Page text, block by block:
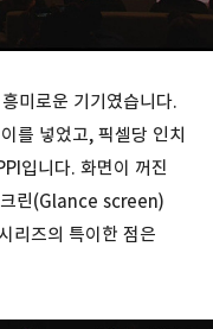
미로운 기기였습니다.
를 넣었고, 픽셀당 인치
입니다. 화면이 꺼진
크린(Glance screen)
리즈의 특이한 점은